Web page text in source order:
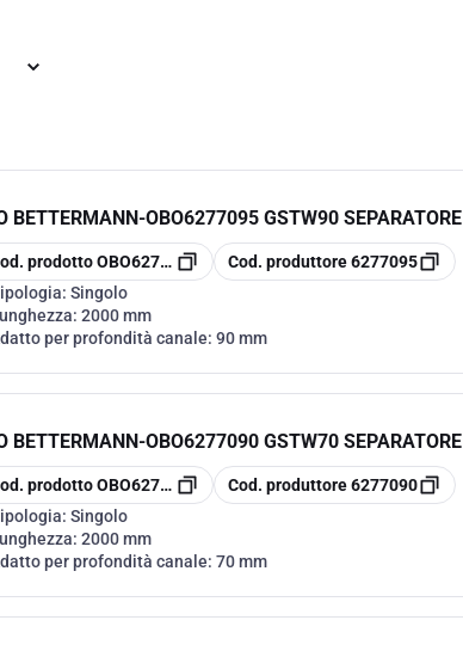
BETTERMANN-OBO6277095 GSTW90 SEPARATORE
prodotto OBO6277095 copia
Cod. produttore6277095
Singolo
2000 mm
per profondità canale: 90 mm
BETTERMANN-OBO6277090 GSTW70 SEPARATORE
prodotto OBO6277090 copia
Cod. produttore6277090
Singolo
2000 mm
per profondità canale: 70 mm